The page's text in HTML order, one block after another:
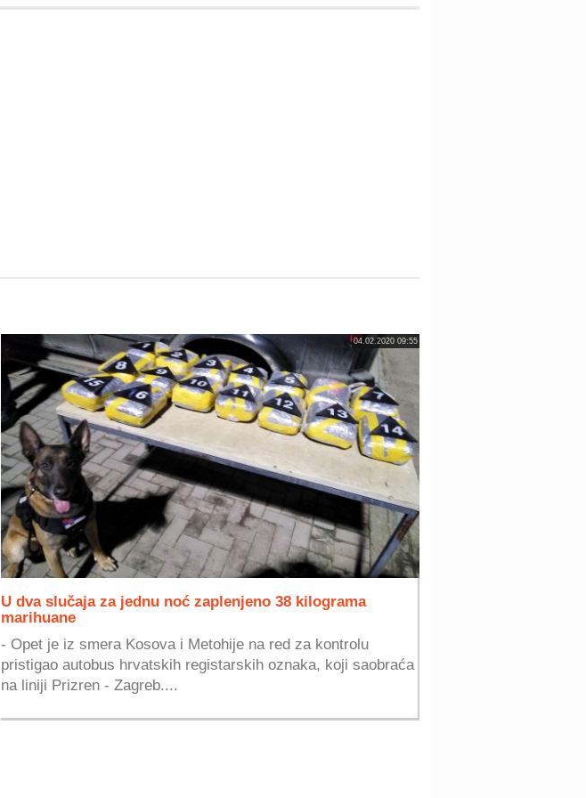
04.02.2020 09:55
U dva slučaja za jednu noć zaplenjeno 38 kilograma
marihuane
- Opet je iz smera Kosova i Metohije na red za kontrolu
pristigao autobus hrvatskih registarskih oznaka, koji saobraća
na liniji Prizren - Zagreb....